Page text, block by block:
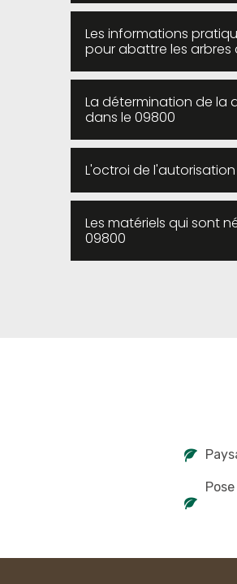
Les informations
pour abattre les arbres
La détermination de la
dans le 09800
L'octroi de
Les matériels qui sont
09800